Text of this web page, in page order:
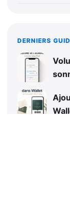
DERNIERS